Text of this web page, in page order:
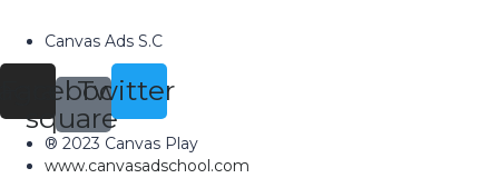
Canvas Ads S.C
Facebook-
square
Twitter
® 2023 Canvas Play
www.canvasadschool.com